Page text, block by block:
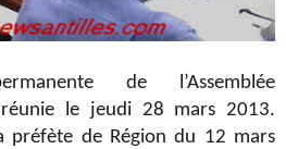
de l’Assemblée
réunie le jeudi 28 mars 2013.
préfète de Région du 12 mars